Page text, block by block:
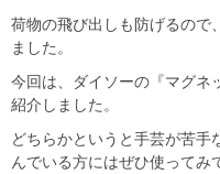
荷物の飛び出しも防げるので
ました。
今回は、ダイソーの『マグネ
紹介しました。
どちらかというと手芸が苦手
んでいる方にはぜひ使ってみ